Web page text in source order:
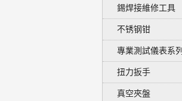
錫焊接維修工具
不锈钢钳
專業測試儀表系列
扭力扳手
真空夾盤